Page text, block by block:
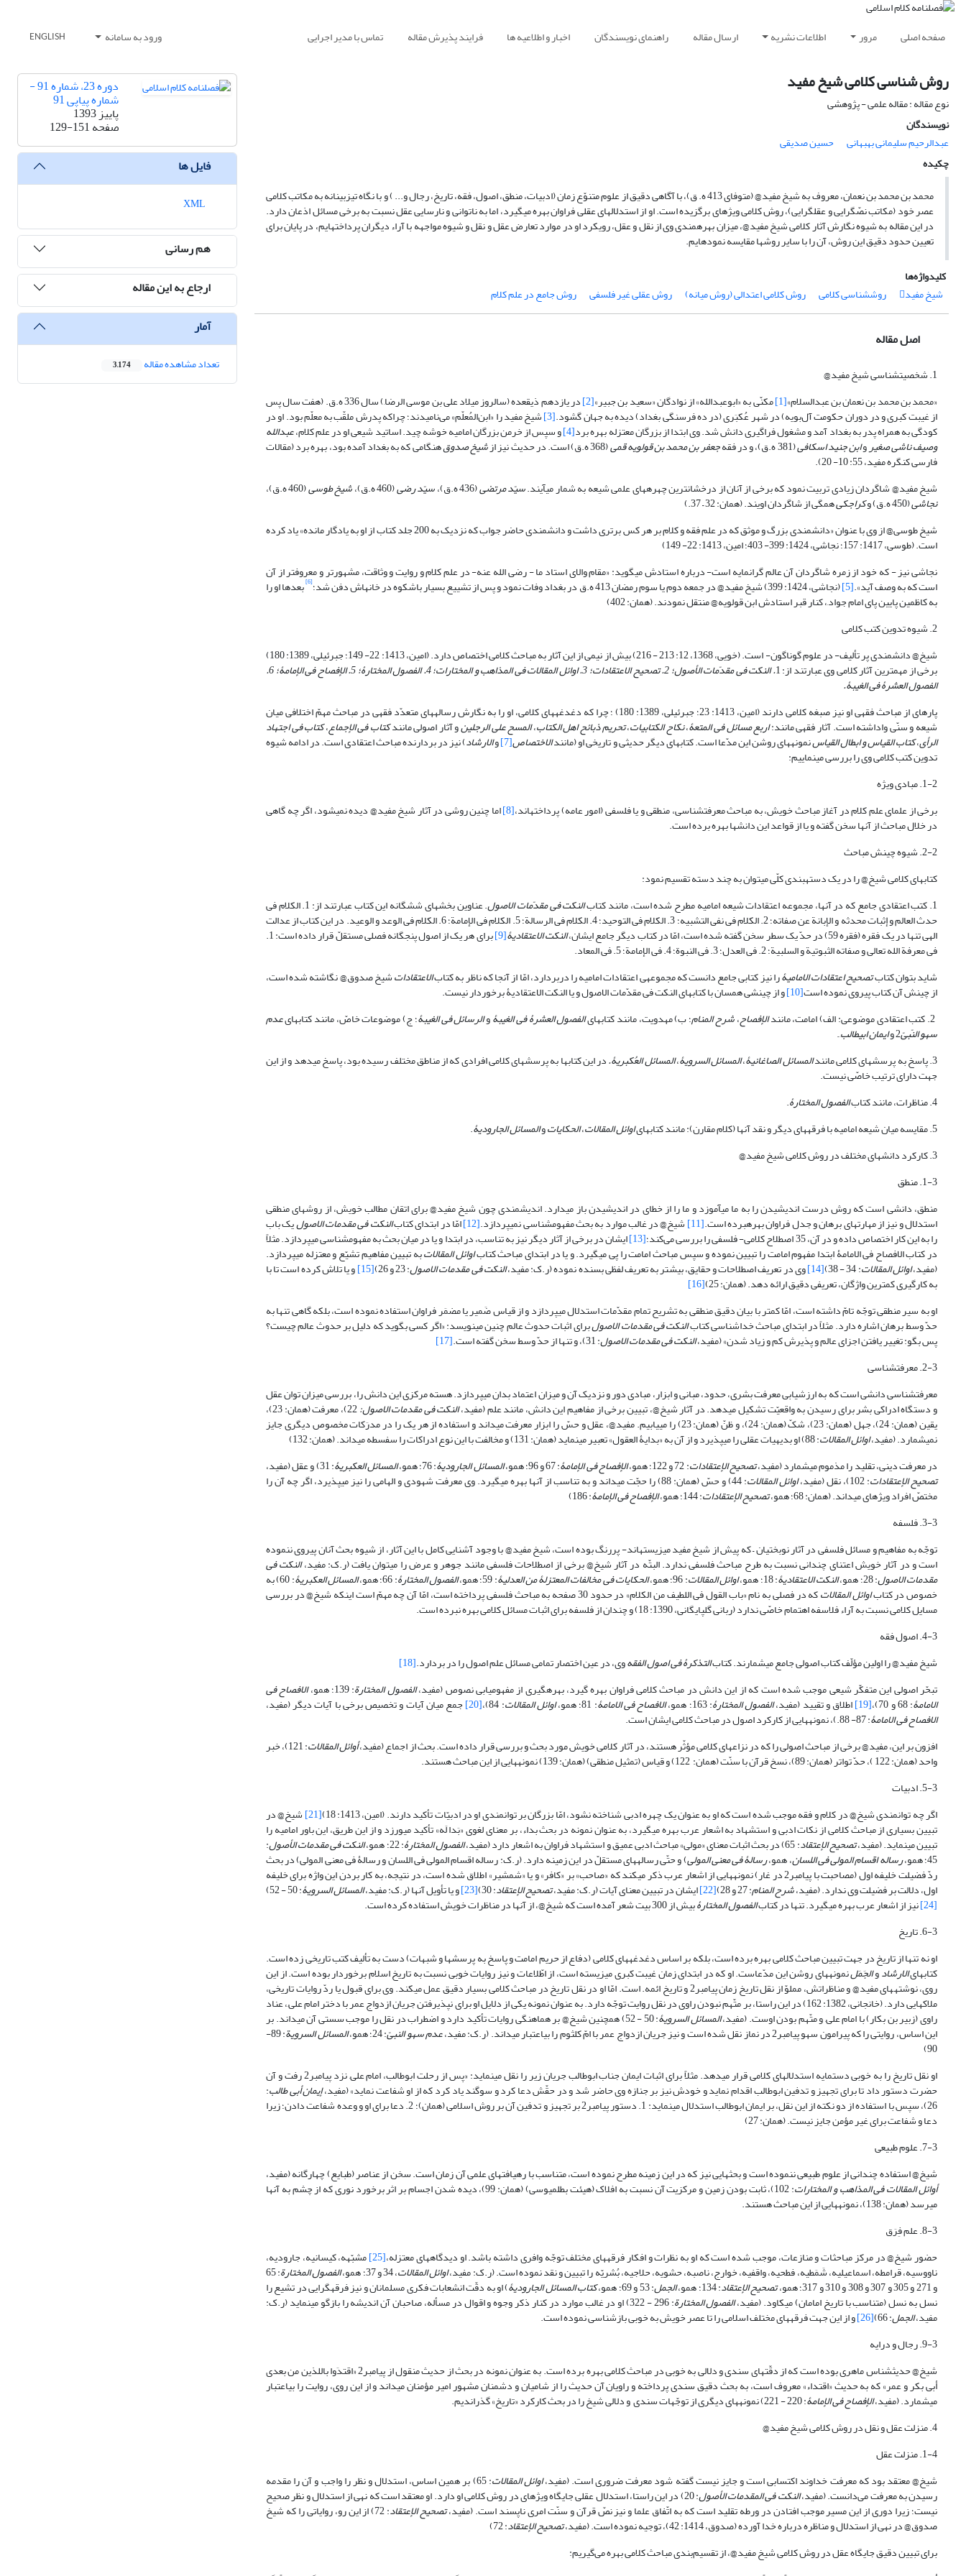
صفحه اصلی مرور اطلاعات نشریه ارسال مقاله راهنمای نویسندگان اخبار و اطلاعیه ها فرایند پذیرش مقاله تماس با مدیر اجرایی ورود به سامانه ENGLISH
روش ‎شناسی کلامی شیخ مفید
نوع مقاله : مقاله علمی - پژوهشی
نویسندگان
عبدالرحیم سلیمانی بهبهانی
حسین صدیقی
چکیده
محمد بن محمد بن نعمان، معروف به شیخ مفید@ (متوفای 413 ه. ق)، با آگاهی دقیق از علوم متنوّع زمان (ادبیات، منطق، اصول، فقه، تاریخ، رجال و... ) و با نگاه تیزبینانه به مکاتب کلامی
عصر خود (مکاتب نصّگرایی و عقلگرایی)، روش کلامی ویژه‎ای برگزیده است. او از استدلال های عقلی فراوان بهره می‎گیرد، اما به ناتوانی و نارسایی عقل نسبت به برخی مسائل اذعان دارد.
در این مقاله به شیوه نگارش آثار کلامی شیخ مفید@، میزان بهرهمندی وی از نقل و عقل، رویکرد او در موارد تعارض عقل و نقل و شیوه مواجهه با آراء دیگران پرداخته‎ایم، در پایان برای
تعیین حدود دقیق این روش، آن را با سایر روشها مقایسه نموده‎ایم.
کلیدواژه‌ها
شیخ مفید
روش‎شناسی کلامی روش کلامی اعتدالی (روش میانه) روش عقلی غیر فلسفی روش جامع در علم کلام
اصل مقاله
1. شخصیت‎شناسی شیخ مفید@
«محمد بن محمد بن نعمان بن عبدالسلام»[1] مکنّی به «ابوعبدالله» از نوادگان «سعید بن جبیر»[2] در یازدهم ذیقعده (سالروز میلاد علی بن موسی الرضا,) سال 336 ه.ق. (هفت سال پس
از غیبت کبری و در دوران حکومت آل‌بویه) در شهر عُکبَری (در ده فرسنگی بغداد) دیده به جهان گشود.[3] شیخ مفید را «ابن‌المُعلّم» می‌نامیدند؛ چراکه پدرش ملقّب به معلّم بود. او در
کودگی به همراه پدر به بغداد آمد و مشغول فراگیری دانش شد. وی ابتدا از بزرگان معتزله بهره برد[4] و سپس از خرمن بزرگان امامیه خوشه چید. اساتید شیعی او در علم کلام،عبدالله
وصیف ناشی صغیروابن جنید اسکافی(381 ه.ق)، و در فقه جعفر بن محمد بن قولویه قمی(368 ه.ق) است. در حدیث نیز از شیخ صدوقهنگامی که به بغداد آمده بود، بهره برد (مقالات
فارسی کنگره مفید، 55: 10- 20).
شیخ مفید@ شاگردان زیادی تربیت نمود که برخی از آنان از درخشان‎ترین چهره‏های علمی شیعه به شمار می‎آیند.
سیّد مرتضی(436 ه.ق)، سیّد رضی(460 ه.ق)، شیخ طوسی(460 ه.ق)،
نجاشی(450 ه.ق) و کراجکیهمگی از شاگردان اویند. (همان: 32 – 37.)
شیخ طوسی@ از وی با عنوان «دانشمندی بزرگ و موثق که در علم فقه و کلام بر هر کس برتری داشت و دانشمندی حاضر جواب که نزدیک به 200 جلد کتاب از او به یادگار مانده» یاد کرده
است. (طوسی، 1417: 157؛ نجاشی، 1424: 399- 403؛ امین، 1413: 22- 149)
نجاشی نیز - که خود از زمره شاگردان آن عالم گران‎مایه است- درباره استادش می‎گوید: «مقام والای استاد ما - رضی الله عنه- در علم کلام و روایت و وثاقت، مشهورتر و معروف
تر از آن
است که به وصف آید».[5] (نجاشی، 1424: 399) شیخ مفید@ در جمعه دوم یا سوم رمضان 413 ه.ق در بغداد وفات نمود و پس از تشییع بسیار باشکوه در خانه‎اش دفن شد؛ [6] بعدها او را
به کاظمین پایین پای امام جواد,، کنار قبر استادش ابن قولویه@ منتقل نمودند. (همان: 402)
2. شیوه تدوین کتب کلامی
شیخ@ دانشمندی پر تألیف- در علوم گوناگون- است. (خویی، 1368، 12: 213 - 216) بیش از نیمی از این آثار به مباحث کلامی اختصاص دارد. (امین، 1413: 22- 149؛ جبرئیلی، 1389: 180)
برخی از مهم‎ترین آثار کلامی وی عبارتند از: 1 . النکت فی مقدّمات الأصول؛ 2. تصحیح الاعتقادات؛ 3. اوائل المقالات فی المذاهب و المختارات؛ 4. الفصول المختارۀ؛ 5. الإفصاح فی الإمامۀ؛ 6.
الفصول العشرۀ فی الغیبۀ.
پاره‎‎ای از مباحث فقهی او نیز صبغه کلامی دارند (امین، 1413: 23؛ جبرئیلی، 1389: 180) ؛ چرا که دغدغه‎های کلامی، او را به نگارش رساله‎های متعدّد فقهی در مباحث مهمّ اختلافی میان
شیعه و سنّی واداشته است. آثار فقهی مانند:اربع مسائل فی المتعۀ،نکاح الکتابیات،تحریم ذبائح اهل الکتاب،المسح علی الرجلینو آثار اصولی مانندکتاب فی الإجماع،کتاب فی اجتهاد
الرأی،کتاب القیاسو ابطال القیاسنمونه‏های روشن این مدّعا است. کتاب‎های دیگر حدیثی و تاریخی او (مانند الاختصاص[7] والارشاد) نیز در بردارنده مباحث اعتقادی است. در ادامه شیوه
تدوین کتب کلامی وی را بررسی می‎نماییم:
1-2. مبادی ویژه
برخی از علمای علم کلام در آغاز مباحث خویش، به مباحث معرفت‎شناسی، منطقی و یا فلسفی (امور عامه) پرداخته‎اند،
[8] اما چنین روشی در آثار شیخ مفید@ دیده نمی‎شود، اگر چه گاهی
در خلال مباحث از آن‎ها سخن گفته و یا از قواعد این دانش‎ها بهره برده است.
2-2. شیوه چینش مباحث
کتاب‎های کلامی شیخ@ را در یک دسته‎بندی کلّی می‎توان به چند دسته تقسیم نمود:
1. کتب اعتقادی جامع که در آن‎ها، مجموعه اعتقادات شیعه امامیه مطرح شده است، مانند کتاب
النکت فی مقدّمات الاصول . عناوین بخش‎های شش‎گانه این کتاب عبارتند از: 1. الکلام فی
حدث العالم و إثبات محدثه و الإبانة عن صفاته‏؛ 2. الکلام فی نفی التشبیه‏؛ 3. الکلام فی التوحید؛ 4. الکلام فی الرسالة؛ 5. الکلام فی الإمامة؛ 6. الکلام فی الوعد و الوعید. در این کتاب از عدالت
الهی تنها در یک فقره (فقره 59) در حدّ یک سطر سخن گفته شده است، امّا در کتاب دیگر جامع ایشان، النکت الاعتقادیۀ[9] برای هر یک از اصول پنج‎گانه فصلی مستقلّ قرار داده است: 1.
فی معرفة الله تعالى و صفاته الثبوتیة و السلبیة؛ 2. فی العدل‏؛ 3. فی النبوة؛ 4. فی الإمامة؛ 5. فی المعاد.
شاید بتوان کتابتصحیح اعتقادات الامامیۀرا نیز کتابی جامع دانست که مجموعه‎ی اعتقادات امامیه را دربردارد، امّا از آن‎جا که ناظر به کتاب الاعتقاداتشیخ صدوق@ نگاشته شده است،
از چینش آن کتاب پیروی نموده است[10]
و از چینشی همسان با کتاب‎های النکت فی مقدّمات الاصول و یا النکت الاعتقادیۀ برخوردار نیست.
الإفصاح،شرح المنام؛ ب) مهدویت، مانند کتاب‎های الفصول العشرۀ فی الغیبۀوالرسائل فی الغیبۀ؛ ج) موضوعات خاصّ، مانند کتاب‎های عدم
سهو النّبیّ2 و ایمان ابی‎طالب
,.
3. پاسخ به پرسش‎های کلامی مانند
المسائل الصاغانیۀ،المسائل السرویۀ،المسائل العُکبریۀ. در این کتاب‎ها به پرسش‎های کلامی افرادی که از مناطق مختلف رسیده بود، پاسخ می‎دهد و از این
جهت دارای ترتیب خاصّی نیست.
4. مناظرات، مانند کتاب
الفصول المختارۀ.
5. مقایسه میان شیعه امامیه با فرقه‎های دیگر و نقد آن‎ها (کلام مقارن): مانند کتاب‎های
اوائل المقالات،الحکایاتوالمسائل الجارودیۀ.
3. کارکرد دانش‎های مختلف در روش کلامی شیخ مفید@
1-3. منطق
منطق، دانشی است که روش درست اندیشیدن را به ما می‎آموزد و ما را از خطای در اندیشیدن باز می‎دارد. اندیشمندی چون شیخ مفید@ برای اتقان مطالب خویش، از روش‎های منطقی
استدلال و نیز از مهارت‎های برهان و جدل فراوان بهره‎برده است. [11] شیخ@ در غالب موارد به بحث مفهوم‎شناسی نمی‎پردازد. [12] امّا در ابتدای کتابالنکت فی مقدمات الاصولیک باب
را به این کار اختصاص داده و در آن، 35 اصطلاح کلامی- فلسفی را بررسی می‌کند؛ [13] ایشان در برخی از آثار دیگر نیز به تناسب، در ابتدا و یا در میان بحث به مفهوم‎شناسی می‎پردازد. مثلاً
در کتاب الافصاح فی الامامۀ ابتدا مفهوم امامت را تبیین نموده و سپس مباحث امامت را پی می‎گیرد. و یا در ابتدای مباحث کتاب اوائل المقالات به تبیین مفاهیم تشیّع و معتزله می‎پردازد.
(مفید،اوائل المقالات: 34 - 38)
[14] وی در تعریف اصطلاحات و حقایق، بیش‎تر به تعریف لفظی بسنده نموده (ر.ک: مفید، النکت فی مقدمات الاصول: 23 و 26) [15] و یا تلاش کرده است تا با
به کارگیری کمترین واژگان، تعریفی دقیق ارائه دهد. (همان: 25)
[16]
او به سیر منطقی توجّه تامّ داشته است، امّا کمتر با بیان دقیق منطقی به تشریح تمام مقدّمات استدلال می‎پردازد و از قیاس ضَمیر یا مضمَر فراوان استفاده نموده است، بلکه گاهی تنها به
حدّ وسط برهان اشاره دارد. مثلاً در ابتدای مباحث خداشناسی کتابالنکت فی مقدمات الاصول برای اثبات حدوث عالم چنین می‎نویسد: «اگر کسی بگوید که دلیل بر حدوث عالم چیست؟
پس بگو: تغییر یافتن اجزای عالم و پذیرش کم و زیاد شدن» (مفید،النکت فی مقدمات الاصول: 31)، و تنها از حدّ وسط سخن گفته است.
[17]
2-3. معرفت‎شناسی
معرفت‎شناسی دانشی است که به ارزشیابی معرفت بشری، حدود، مبانی و ابزار، مبادی دور و نزدیک آن و میزان اعتماد بدان می‎پردازد. هسته مرکزی این دانش را، بررسی میزان توان عقل
و دستگاه ادراکی بشر برای رسیدن به واقعیّت تشکیل می‎دهد. در آثار شیخ@، تبیین برخی از مفاهیم این دانش، مانند علم (مفید، النکت فی مقدمات الاصول: 22)، معرفت (همان: 23)،
یقین (همان: 24)، جهل (همان: 23)، شکّ (همان: 24)، و ظنّ (همان: 23) را می‎یابیم. مفید@، عقل و حسّ را ابزار معرفت می‎داند و استفاده از هر یک را در مدرَکات مخصوص دیگری جایز
نمی‎شمارد.‎ (مفید، اوائل المقالات: 88) او بدیهیات عقلی را می‎پذیرد و از آن به «بدایۀ العقول» تعبیر می‎نماید (همان: 131) و مخالفت با این نوع ادراکات را سفسطه می‎داند. (همان: 132)
در معرفت دینی، تقلید را مذموم می‎شمارد (مفید،
تصحیح الإعتقادات: 72 و 122؛ همو، الإفصاح فی الإمامۀ: 67 و 96؛ همو، المسائل الجارودیۀ: 76؛ همو، المسائل العکبریۀ: 31) و عقل (مفید،
تصحیح الإعتقادات: 102)، نقل (مفید، اوائل المقالات : 44) و حسّ (همان: 88) را حجّت می‎داند و به تناسب از آن‎ها بهره می‎گیرد. وی معرفت شهودی و الهامی را نیز می‏پذیرد، اگر چه آن را
مختصّ افراد ویژه‎ای می‎داند. (همان: 68؛ همو، تصحیح الإعتقادات: 144؛ همو، الإفصاح فی الإمامۀ: 186)
3-3. فلسفه
توجّه به مفاهیم و مسائل فلسفی در آثار نوبختیان – که پیش از شیخ مفید می‎زیسته‎اند- پررنگ بوده است، شیخ مفید@ با وجود آشنایی کامل با این آثار، از شیوه بحث آنان پیروی ننموده
است و در آثار خویش اعتنای چندانی نسبت به طرح مباحث فلسفی ندارد. البتّه در آثار شیخ@ برخی از اصطلاحات فلسفی مانند جوهر و عرض را می‎توان یافت (ر.ک: مفید، النکت فی
مقدمات الاصول: 28؛ همو، النکت الاعتقادیۀ: 18؛ همو، اوائل المقالات: 96؛ همو، الحکایات فی مخالفات المعتزلۀ من العدلیۀ: 59؛ همو، الفصول المختارۀ: 66؛ همو، المسائل العکبریۀ : 60) به
خصوص در کتاباوائل المقالات که در فصلی به نام «باب القول فی اللطیف من الکلام‏» در حدود 30 صفحه به مباحث فلسفی پرداخته است، امّا آن چه مهمّ است این‎که شیخ@ در بررسی
مسایل کلامی نسبت به آراء فلاسفه اهتمام خاصّی ندارد (ربانی گلپایگانی، 1390: 18) و چندان از فلسفه برای اثبات مسائل کلامی بهره نبرده است.
4-3. اصول فقه
شیخ مفید@ را اولین مؤلّف کتاب اصولی جامع می‎شمارند. کتاب
التذکرۀ فی اصول الفقهوی، در عین اختصار تمامی مسائل علم اصول را در بردارد.[18]
تبحّر اصولی این متفکّر شیعی موجب شده است که از این دانش در مباحث کلامی فراوان بهره گیرد، بهره‎گیری از مفهوم‎یابی نصوص (مفید،
الفصول المختارة: 139؛ همو، الافصاح فی
الامامۀ: 68 و 70)، [19] اطلاق و تقیید (مفید،الفصول المختارۀ: 163؛ همو، الافصاح فی الامامۀ: 81؛ همو، اوائل المقالات: 84)، [20] جمع میان آیات و تخصیص برخی با آیات دیگر (مفید،
الافصاح فی الامامۀ: 87- 88.)، نمونه‎هایی از کارکرد اصول در مباحث کلامی ایشان است.
افزون بر این، مفید@ برخی از مباحث اصولی را که در نزاع‎های کلامی مؤثّر هستند، در آثار کلامی خویش مورد بحث و بررسی قرار داده است. بحث از اجماع (مفید،
أوائل المقالات : 121)، خبر
واحد (همان: 122 )، حدّ تواتر (همان: 89)، نسخ قرآن با سنّت (همان: 122) و قیاس (تمثیل منطقی) (همان: 139) نمونه‎هایی از این مباحث هستند.
5-3. ادبیات
اگر چه توانمندی شیخ@ در کلام و فقه موجب شده است که او به عنوان یک چهره ادبی شناخته نشود، امّا بزرگان بر توانمندی او در ادبیّات تأکید دارند. (امین، 1413: 18)
[21] شیخ@ در
تبیین بسیاری از مباحث کلامی از نکات ادبی و استشهاد به اشعار عرب بهره می‎گیرد، به عنوان نمونه در بحث بداء، بر معنای لغوی «بَدا لَه» تأکید می‎ورزد و از این طریق، این باور امامیه را
تبیین می‎نماید. (مفید، تصحیح الإعتقاد: 65) در بحث اثبات معنای «مولی» مباحث ادبی عمیق و استشهاد فراوان به اشعار دارد (مفید، الفصول المختارۀ: 22؛ همو، النکت فی مقدمات الأصول:
45؛ همو، رساله اقسام المولی فی اللسان، همو،رسالۀ فی معنی المولی ) و حتّی رساله‎های مستقلّ در این زمینه دارد. (ر.ک: رساله اقسام المولی فی اللسان و رسالۀ فی معنی المولی) در بحث
ردّ فضیلت خلیفه اول (مصاحبت با پیامبر2 در غار) نمونه‎هایی از اشعار عرب ذکر می‎کند که «صاحب» بر «کافر» و یا «شمشیر» اطلاق شده است، در نتیجه، به کار بردن این واژه برای خلیفه
اول، دلالت بر فضیلت وی ندارد. (مفید،شرح المنام: 27 و 28) [22] ایشان در تبیین معنای آیات (ر.ک: مفید،تصحیح الإعتقاد: 30)
[23] و یا تأویل آن‎ها (ر.ک: مفید، المسائل السرویۀ: 50 - 52)
[24] نیز از اشعار عرب بهره می‎گیرد. تنها در کتاب الفصول المختارۀبیش از 300 بیت شعر آمده است که شیخ@، از آن‏ها در مناظرات خویش استفاده کرده است.
6-3. تاریخ
او نه تنها از تاریخ در جهت تبیین مباحث کلامی بهره برده است، بلکه بر اساس دغدغه‎های کلامی (دفاع از حریم امامت و پاسخ به پرسش‎ها و شبهات) دست به تألیف کتب تاریخی زده است.
کتاب‏هایالارشادوالجَمَل نمونه‏های روشن این مدّعاست. او که در ابتدای زمان غیبت کبری می‎زیسته است، از اطّلاعات و نیز روایات خوبی نسبت به تاریخ اسلام برخوردار بوده است. از این
روی، نوشته‎های مفید@ و مناظراتش، مملوّ از نقل تاریخ زمان پیامبر2 و تاریخ ائمه. است. امّا او در نقل تاریخ در مباحث کلامی بسیار دقیق عمل می‎کند. وی برای قبول یا ردّ روایات تاریخی،
ملاک‏هایی دارد. (خانجانی، 1382: 162) در این راستا، بر متّهم نبودن راوی در نقل روایت توجّه دارد. به عنوان نمونه یکی از دلایل او برای نپذیرفتن جریان ازدواج عمر با دختر امام علی,، عناد
راوی (زبیر بن بکار) با امام علی, و متّهم بودن اوست. (مفید،المسائل السرویۀ : 50 - 52) همچنین شیخ@ بر هماهنگی روایات تأکید دارد و اضطراب در نقل را موجب سستی آن می‎داند. بر
این اساس، روایتی را که پیرامون سهو پیامبر2 در نماز نقل شده است و نیز جریان ازدواج عمر با امّ کلثوم را بی‎اعتبار می‏داند. (ر.ک: مفید، عدم سهو النبیّ: 24؛ همو، المسائل السرویة : 89-
90)
او نقل تاریخ را به خوبی دستمایه استدلال‎های کلامی قرار می‏دهد. مثلاً برای اثبات ایمان جناب ابوطالب جریان زیر را نقل می‎نماید: «پس از رحلت ابوطالب، امام علی, نزد پیامبر2 رفت و آن
حضرت دستور داد تا برای تجهیز و تدفین ابوطالب اقدام نماید و خودش نیز بر جنازه وی حاضر شد و در حقّش دعا کرد و سوگند یاد کرد که از او شفاعت نماید» (مفید،إیمان أبی طالب:
26)، سپس با استفاده از دو نکته از این نقل، بر ایمان ابوطالب استدلال می‎نماید: 1. دستور پیامبر2 بر تجهیز و تدفین آن بر روش اسلامی (همان)؛ 2. دعا برای او و وعده شفاعت دادن؛ زیرا
دعا و شفاعت برای غیر مؤمن جایز نیست. (همان: 27)
7-3. علوم طبیعی
شیخ@ استفاده چندانی از علوم طبیعی ننموده است و بحث‎هایی نیز که در این زمینه مطرح نموده است، متناسب با رهیافت‏های علمی آن زمان است. سخن از عناصر (طبایع) چهارگانه (مفید،
أوائل المقالات فی المذاهب و المختارات : 102)، ثابت بودن زمین و مرکزیت آن نسبت به افلاک (هیئت بطلمیوسی) (همان: 99)، دیده شدن اجسام بر اثر برخورد نوری که از چشم به آن‏ها
می‎رسد (همان: 138)، نمونه‎هایی از این مباحث هستند.
8-3. علم فِرَق
حضور شیخ@ در مرکز مباحثات و منازعات، موجب شده است که او به نظرات و افکار فرقه‎های مختلف توجّه وافری داشته باشد. او دیدگاه‎های معتزله،
[25] مشبّهه، کیسانیه، جارودیه،
ناووسیه، قرامطه، اسماعیلیه، شَمَطیه، فطحیه، واقفیه، خوارج، ناصبه، حشویه، حلاجیه، بُشریّه را تبیین و نقد نموده است. (ر.ک: مفید،اوائل المقالات، 34 و 37؛ همو، الفصول المختارة : 65
و 271 و 305 و 307 و 308 و 310 و 317؛ همو، تصحیح الإعتقاد: 134؛ همو، الجمل: 53 و 69؛ همو، کتاب المسائل الجارودیۀ) او به دقّت انشعابات فکری مسلمانان و نیز فرقه‏گرایی در تشیع را
نسل به نسل (متناسب با تاریخ امامان) می‎کاود. (مفید، الفصول المختارة : 296 - 322) او در غالب موارد در کنار ذکر وجوه و اقوال در مسأله، صاحبان آن اندیشه را بازگو می‎نماید (ر.ک:
مفید،الجمل: 66)
[26]
و از این جهت فرقه‏های مختلف اسلامی را تا عصر خویش به خوبی بازشناسی نموده است.
9-3. رجال و درایه
شیخ@ حدیث‎شناس ماهری بوده است که از دقّت‎های سندی و دلالی به خوبی در مباحث کلامی بهره برده است. به عنوان نمونه در بحث از حدیث منقول از پیامبر2 «اقتدَوا باللذین من بعدی
أبی بکر و عمر» که به حدیث «اقتداء» معروف است، به بحث دقیق سندی پرداخته و راویان آن حدیث را از شامیان و دشمنان مشهور امیر مؤمنان می‎داند و از این روی، روایت را بی‎اعتبار
می‎شمارد. (مفید، الإفصاح فی الإمامۀ: 220 - 221) نمونه‎های دیگری از توجّهات سندی و دلالی شیخ را در بحث کارکرد «تاریخ» گذراندیم.
4. منزلت عقل و نقل در روش کلامی شیخ مفید@
1-4. منزلت عقل
شیخ@ معتقد بود که معرفت خداوند اکتسابی است و جایز نیست گفته شود معرفت ضروری است. (مفید،اوائل المقالات : 65) بر همین اساس، استدلال و نظر را واجب و آن را مقدمه
رسیدن به معرفت می‌دانست. (مفید،النکت فی المقدمات الأصول : 20) در این راستا، استدلال عقلی جایگاه ویژه‎ای در روش کلامی او دارد. او معتقد است که نهی از استدلال و نظر صحیح
نیست؛ زیرا دوری از این مسیر موجب افتادن در ورطه تقلید است که به اتّفاق علما و نیز نصّ قرآن و سنّت امری ناپسند است. (مفید،تصحیح الإعتقاد : 72) از این رو، روایاتی را که شیخ
صدوق@ در نهی از استدلال و مناظره درباره خدا آورده (صدوق، 1414: 42)، توجیه نموده است. (مفید، تصحیح الإعتقاد: 72)
برای تبیین دقیق جایگاه عقل در روش کلامی شیخ مفید@، از تقسیم‌بندی مباحث کلامی بهره می‌گیریم:
دوره 23، شماره 91 -
شماره پیاپی 91
پاییز 1393
صفحه129-151
فایل ها
هم رسانی
ارجاع به این مقاله
آمار
تعداد مشاهده مقاله 3,174